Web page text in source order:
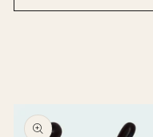
product
information